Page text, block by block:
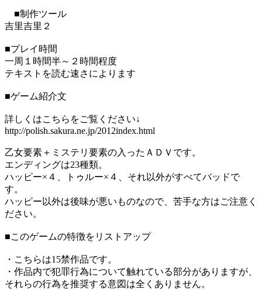
■制作ツール
吉里吉里２
■プレイ時間
一周１時間半～２時間程度
テキストを読む速さによります
■ゲーム紹介文
詳しくはこちらをご覧ください↓
http://polish.sakura.ne.jp/2012index.html
乙女要素＋ミステリ要素の入ったＡＤＶです。
エンディングは23種類。
ハッピー×４、トゥルー×４、それ以外がすべてバッドで
す。
ハッピー以外は後味が悪いものなので、苦手な方はご注意く
ださい。
■このゲームの特徴をリストアップ
・こちらは15禁作品です。
・作品内で犯罪行為について触れている部分がありますが、
それらの行為を推奨する意図は全くありません。